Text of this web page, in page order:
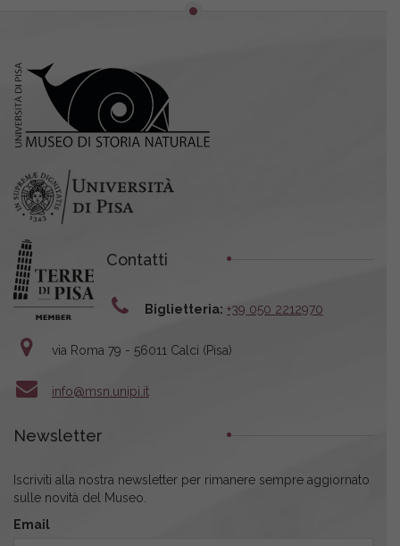
Contatti
Biglietteria: +39 050 2212970
via Roma 79 - 56011 Calci (Pisa)
info@msn.unipi.it
Newsletter
Iscriviti alla nostra newsletter per rimanere sempre aggiornato
sulle novità del Museo.
Email